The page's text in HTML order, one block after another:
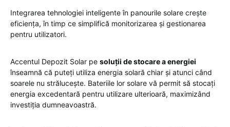
Integrarea tehnologiei inteligente în panourile solare crește
eficiența, în timp ce simplifică monitorizarea și gestionarea
pentru utilizatori.
Accentul Depozit Solar pe soluții de stocare a energiei
înseamnă că puteți utiliza energia solară chiar și atunci când
soarele nu strălucește. Bateriile lor solare vă permit să stocați
energia excedentară pentru utilizare ulterioară, maximizând
investiția dumneavoastră.